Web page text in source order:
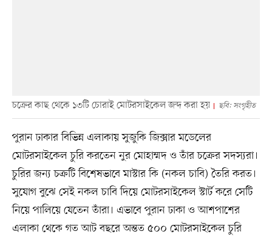
চক্রের কাছ থেকে ১৩টি চোরাই মোটরসাইকেল জব্দ করা হয় ছবি: সংগৃহীত
পুরান ঢাকার বিভিন্ন এলাকায় সুজুকি জিক্সার মডেলের
মোটরসাইকেল চুরি করতেন নুর মোহাম্মদ ও তাঁর চক্রের সদস্যরা।
চুরির জন্য চক্রটি বিশেষভাবে মাস্টার কি (নকল চাবি) তৈরি করত।
সুযোগ বুঝে সেই নকল চাবি দিয়ে মোটরসাইকেল স্টার্ট করে সেটি
নিয়ে পালিয়ে যেতেন তাঁরা। এভাবে পুরান ঢাকা ও আশপাশের
এলাকা থেকে গত আট বছরে অন্তত ৫০০ মোটরসাইকেল চুরি